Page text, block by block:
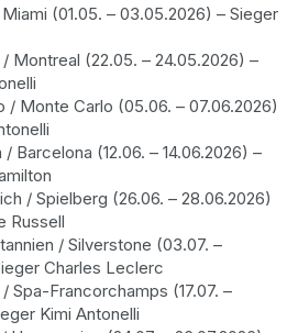
(01.05. – 03.05.2026) – Sieger
Montreal (22.05. – 24.05.2026) –
/ Monte Carlo (05.06. – 07.06.2026)
/ Barcelona (12.06. – 14.06.2026) –
/ Spielberg (26.06. – 28.06.2026)
Russell
/ Silverstone (03.07. –
Charles Leclerc
Spa-Francorchamps (17.07. –
Kimi Antonelli